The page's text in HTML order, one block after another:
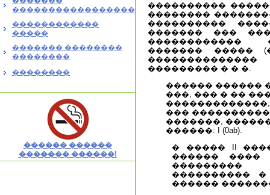
�����������������
������������
�����
������� ��������
��������
��������
������ ������
������� ������!
����������
��������
����������
������� ���
������������
������� �����
��������� � � �.
������ ������
���, ��� � ��
���
�������,
������: I (0ab).
� ����� II
������ ����
����������
������ �������